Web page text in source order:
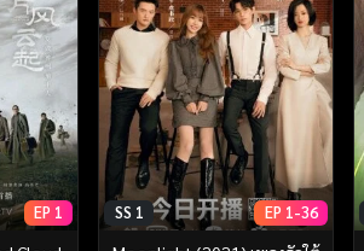
EP 1 SS 1 EP 1-36